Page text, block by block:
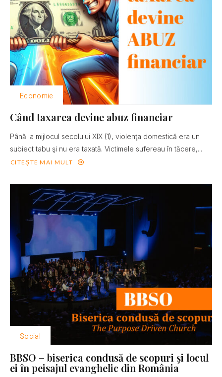
Economie
Când taxarea devine abuz financiar
Până la mijlocul secolului XIX (1), violenţa domestică era un
subiect tabu şi nu era taxată. Victimele sufereau în tăcere,...
CITEȘTE MAI MULT
Social
BBSO – biserica condusă de scopuri şi locul
ei în peisajul evanghelic din România